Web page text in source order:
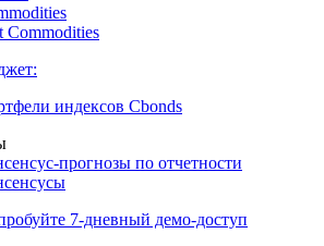
Commodities
индексов Cbonds